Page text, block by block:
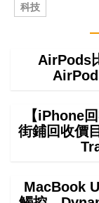
科技
AirPods
【iPhone
街鋪回收價
MacBook